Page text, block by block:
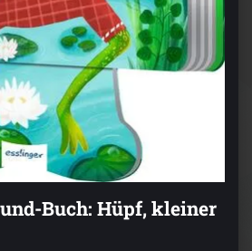
Buch: Hüpf, kleiner